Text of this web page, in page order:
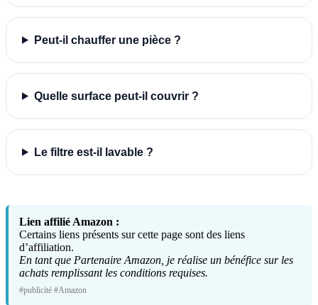
Peut-il chauffer une pièce ?
Quelle surface peut-il couvrir ?
Le filtre est-il lavable ?
Lien affilié Amazon :
Certains liens présents sur cette page sont des liens
d’affiliation.
En tant que Partenaire Amazon, je réalise un bénéfice sur les
achats remplissant les conditions requises.
#publicité #Amazon